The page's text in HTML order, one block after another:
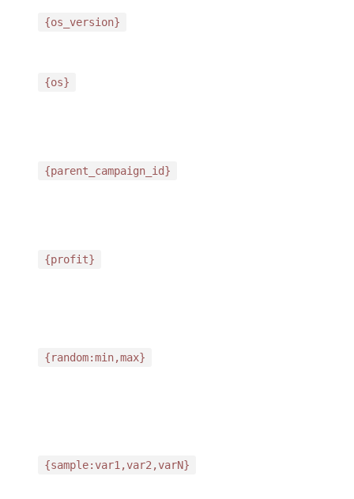
{os_version}
{os}
{parent_campaign_id}
{profit}
{random:min,max}
{sample:var1,var2,varN}